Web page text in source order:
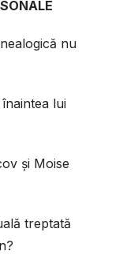
nu
lui
și Moise
treptată